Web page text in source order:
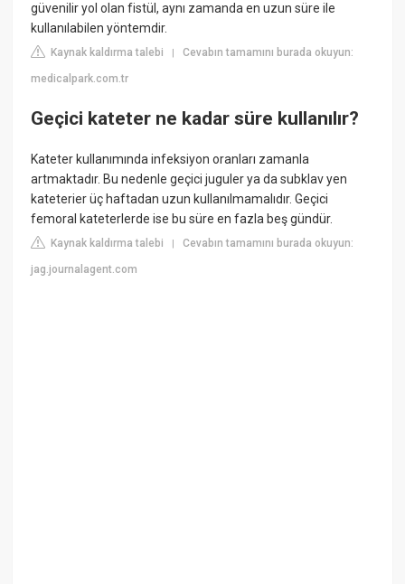
güvenilir yol olan fistül, aynı zamanda en uzun süre ile
kullanılabilen yöntemdir.
Kaynak kaldırma talebi |Cevabın tamamını burada okuyun:
medicalpark.com.tr
Geçici kateter ne kadar süre kullanılır?
Kateter kullanımında infeksiyon oranları zamanla
artmaktadır. Bu nedenle geçici juguler ya da subklav yen
kateterier üç haftadan uzun kullanılmamalıdır. Geçici
femoral kateterlerde ise bu süre en fazla beş gündür.
Kaynak kaldırma talebi |Cevabın tamamını burada okuyun:
jag.journalagent.com